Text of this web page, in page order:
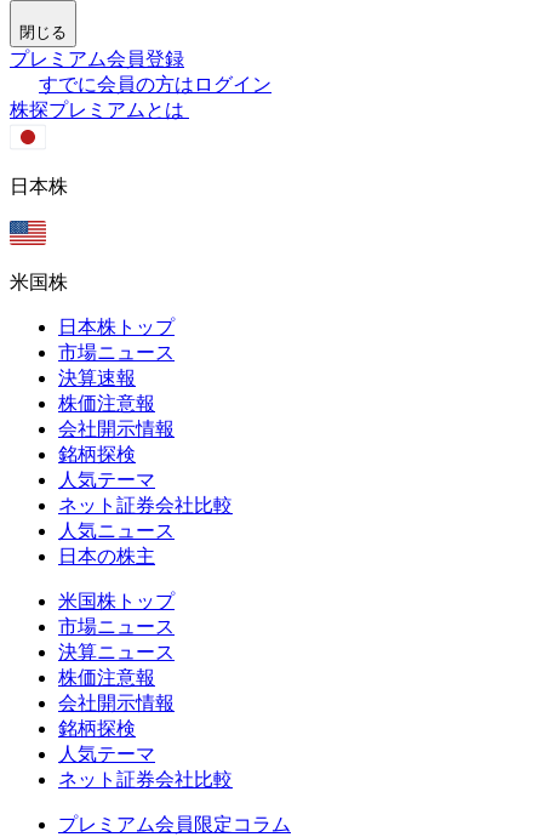
閉じる
プレミアム会員登録
すでに会員の方はログイン
株探プレミアムとは
日本株
米国株
日本株トップ
市場ニュース
決算速報
株価注意報
会社開示情報
銘柄探検
人気テーマ
ネット証券会社比較
人気ニュース
日本の株主
米国株トップ
市場ニュース
決算ニュース
株価注意報
会社開示情報
銘柄探検
人気テーマ
ネット証券会社比較
プレミアム会員限定コラム